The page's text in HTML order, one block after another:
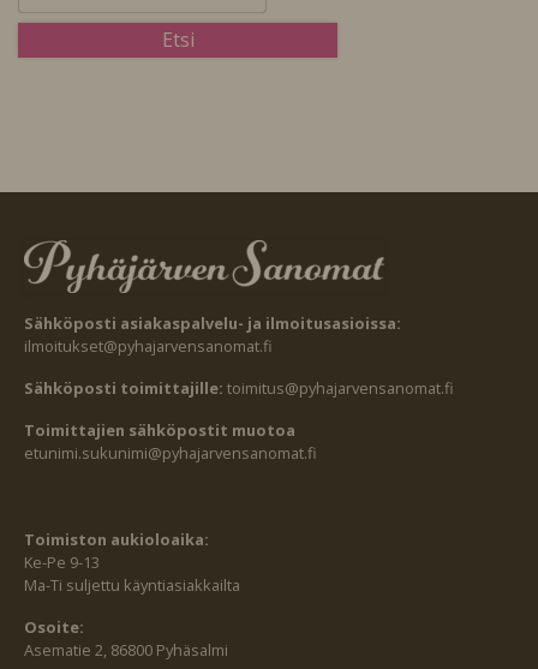
Sähköposti asiakaspalvelu- ja ilmoitusasioissa:
ilmoitukset@pyhajarvensanomat.fi
Sähköposti toimittajille: toimitus@pyhajarvensanomat.fi
Toimittajien sähköpostit muotoa
etunimi.sukunimi@pyhajarvensanomat.fi
Toimiston aukioloaika:
Ke-Pe 9-13
Ma-Ti suljettu käyntiasiakkailta
Osoite:
Asematie 2, 86800 Pyhäsalmi